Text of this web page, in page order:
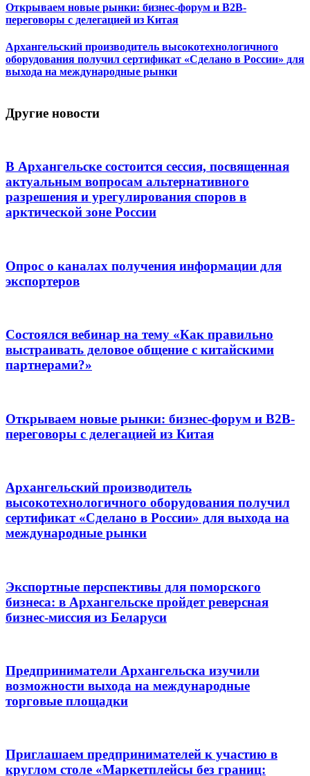
Открываем новые рынки: бизнес-форум и B2B-
переговоры с делегацией из Китая
Архангельский производитель высокотехнологичного
оборудования получил сертификат «Сделано в России» для
выхода на международные рынки
Другие новости
В Архангельске состоится сессия, посвященная
актуальным вопросам альтернативного
разрешения и урегулирования споров в
арктической зоне России
Опрос о каналах получения информации для
экспортеров
Состоялся вебинар на тему «Как правильно
выстраивать деловое общение с китайскими
партнерами?»
Открываем новые рынки: бизнес-форум и B2B-
переговоры с делегацией из Китая
Архангельский производитель
высокотехнологичного оборудования получил
сертификат «Сделано в России» для выхода на
международные рынки
Экспортные перспективы для поморского
бизнеса: в Архангельске пройдет реверсная
бизнес-миссия из Беларуси
Предприниматели Архангельска изучили
возможности выхода на международные
торговые площадки
Приглашаем предпринимателей к участию в
круглом столе «Маркетплейсы без границ: